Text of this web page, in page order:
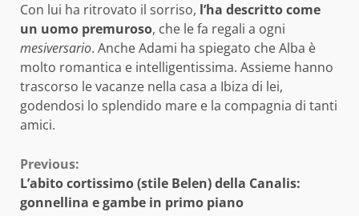
Con lui ha ritrovato il sorriso, l’ha descritto come
un uomo premuroso, che le fa regali a ogni
mesiversario. Anche Adami ha spiegato che Alba è
molto romantica e intelligentissima. Assieme hanno
trascorso le vacanze nella casa a Ibiza di lei,
godendosi lo splendido mare e la compagnia di tanti
amici.
Continue
Reading
Previous:
L’abito cortissimo (stile Belen) della Canalis:
gonnellina e gambe in primo piano